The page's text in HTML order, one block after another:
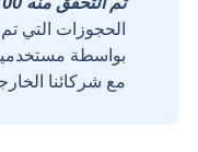
الحجوزات التي
مع شركائنا